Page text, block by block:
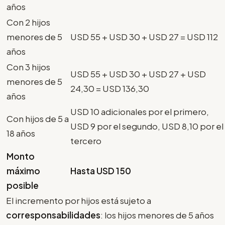
años
Con 2 hijos
menores de 5
años
USD 55 + USD 30 + USD 27 = USD 112
Con 3 hijos
menores de 5
años
USD 55 + USD 30 + USD 27 + USD
24,30 = USD 136,30
Con hijos de 5 a
18 años
USD 10 adicionales por el primero,
USD 9 por el segundo, USD 8,10 por el
tercero
Monto
máximo
posible
Hasta USD 150
El incremento por hijos está sujeto a
corresponsabilidades: los hijos menores de 5 años